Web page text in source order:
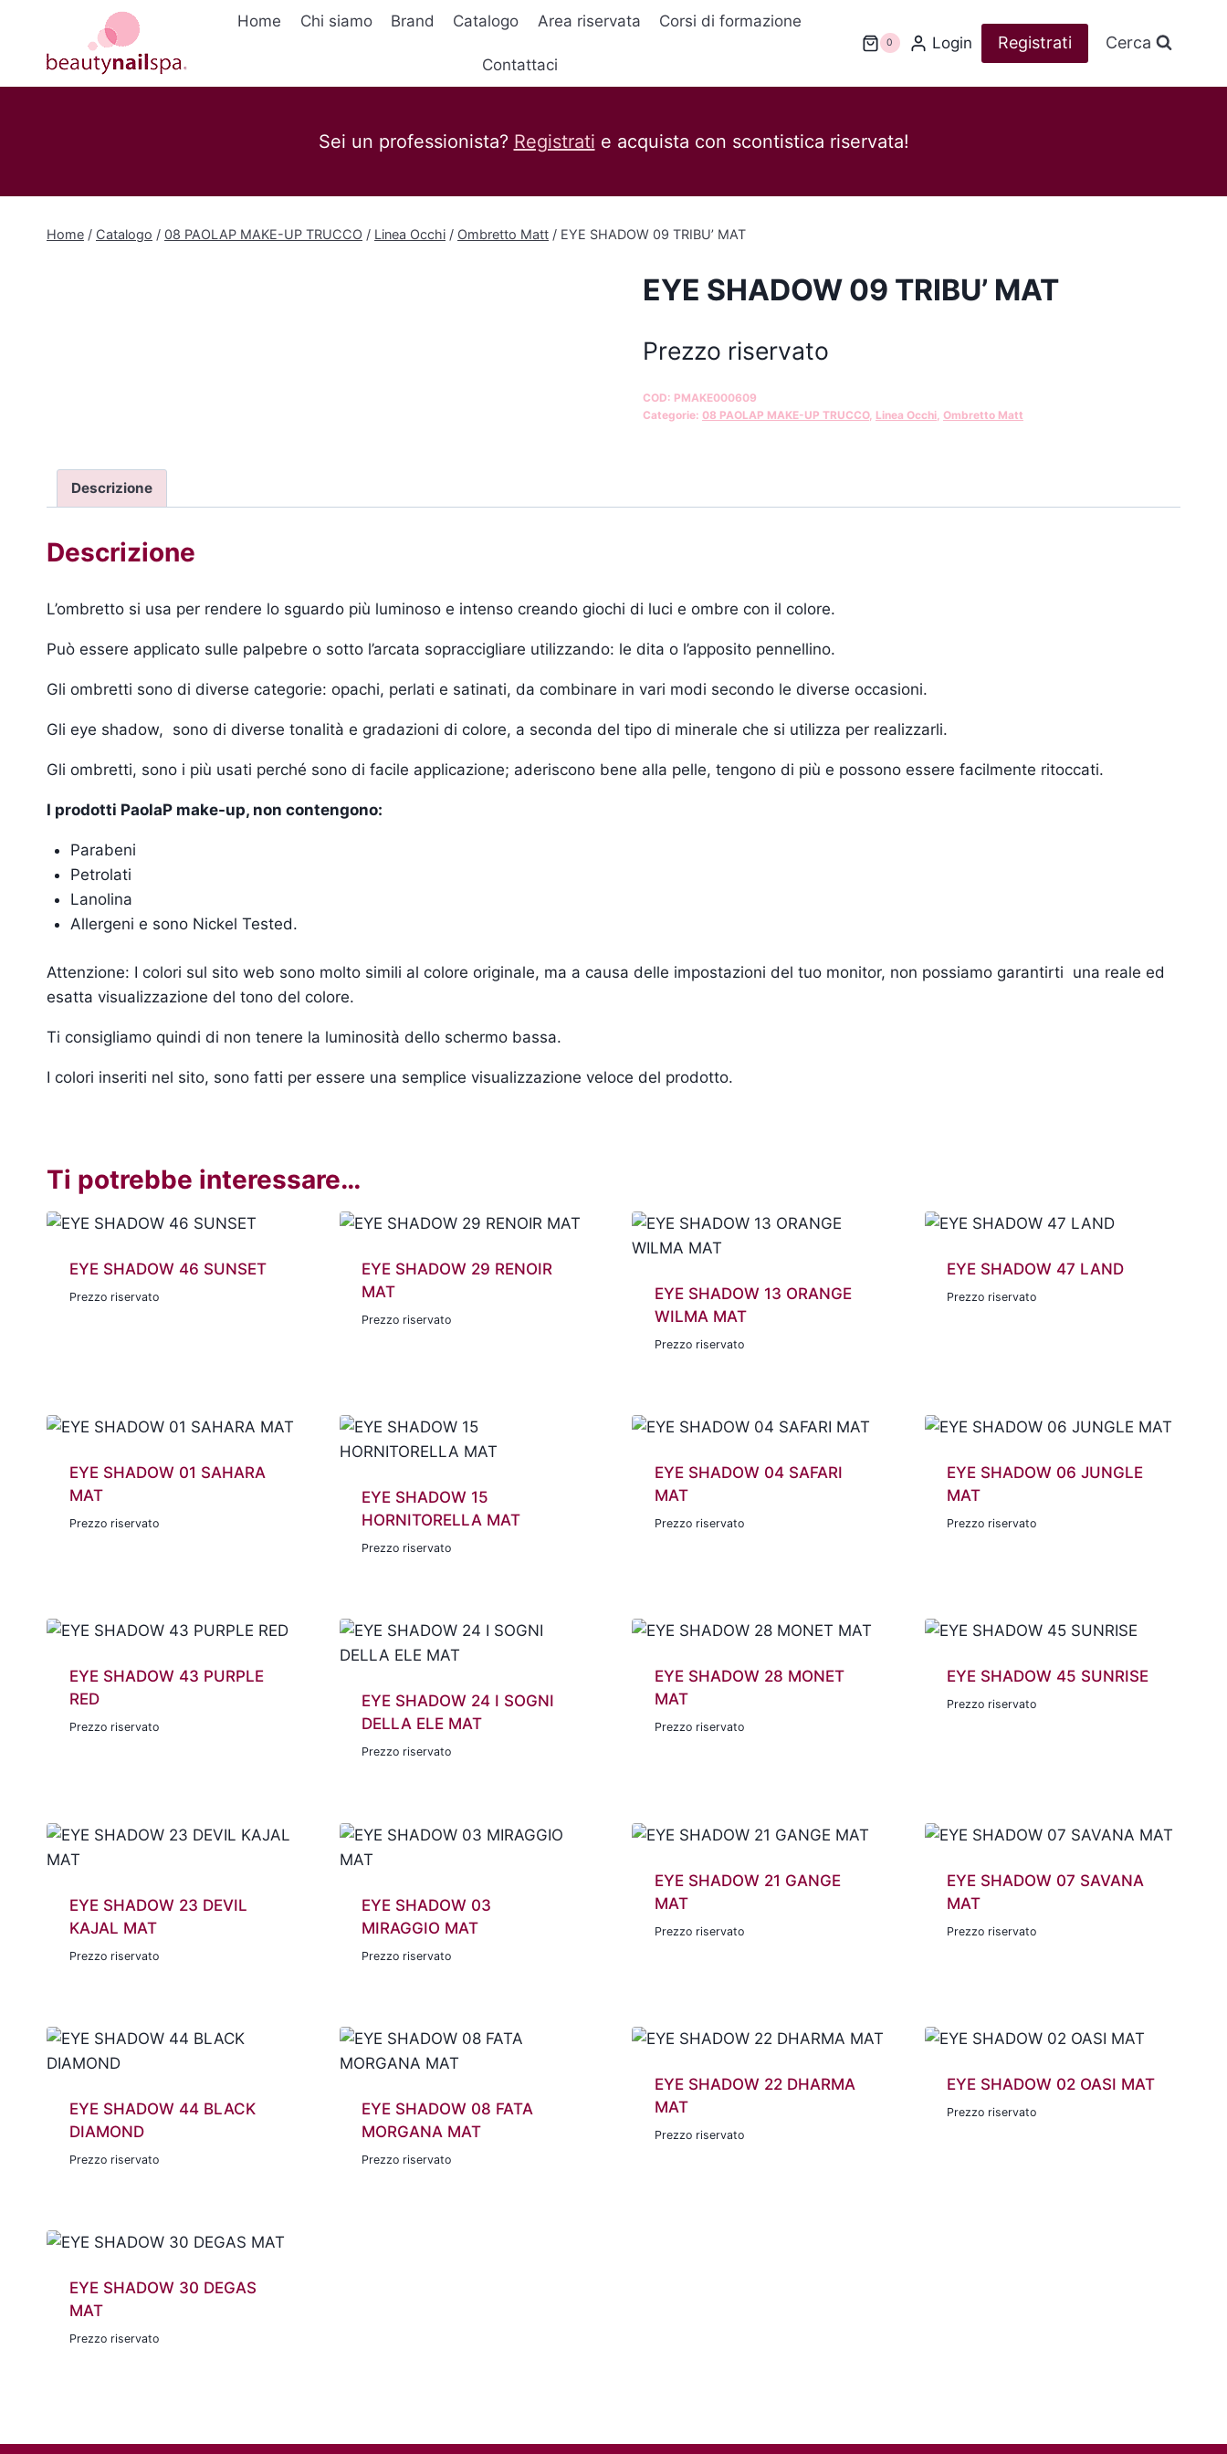
contenuto
Home Chi siamo Brand Catalogo Area riservata Corsi di formazione
Contattaci
0 Login Registrati Cerca
Sei un professionista? Registrati e acquista con scontistica riservata!
Home / Catalogo / 08 PAOLAP MAKE-UP TRUCCO / Linea Occhi / Ombretto Matt / EYE SHADOW 09 TRIBU’ MAT
EYE SHADOW 09 TRIBU’ MAT
Prezzo riservato
COD: PMAKE000609
Categorie: 08 PAOLAP MAKE-UP TRUCCO, Linea Occhi, Ombretto Matt
Descrizione
Descrizione
L’ombretto si usa per rendere lo sguardo più luminoso e intenso creando giochi di luci e ombre con il colore.
Può essere applicato sulle palpebre o sotto l’arcata sopraccigliare utilizzando: le dita o l’apposito pennellino.
Gli ombretti sono di diverse categorie: opachi, perlati e satinati, da combinare in vari modi secondo le diverse occasioni.
Gli eye shadow, sono di diverse tonalità e gradazioni di colore, a seconda del tipo di minerale che si utilizza per realizzarli.
Gli ombretti, sono i più usati perché sono di facile applicazione; aderiscono bene alla pelle, tengono di più e possono essere facilmente ritoccati.
I prodotti PaolaP make-up, non contengono:
Parabeni
Petrolati
Lanolina
Allergeni e sono Nickel Tested.
Attenzione: I colori sul sito web sono molto simili al colore originale, ma a causa delle impostazioni del tuo monitor, non possiamo garantirti una reale ed
esatta visualizzazione del tono del colore.
Ti consigliamo quindi di non tenere la luminosità dello schermo bassa.
I colori inseriti nel sito, sono fatti per essere una semplice visualizzazione veloce del prodotto.
Ti potrebbe interessare…
EYE SHADOW 46 SUNSET
Prezzo riservato
EYE SHADOW 29 RENOIR
MAT
Prezzo riservato
EYE SHADOW 13 ORANGE
WILMA MAT
Prezzo riservato
EYE SHADOW 47 LAND
Prezzo riservato
EYE SHADOW 01 SAHARA
MAT
Prezzo riservato
EYE SHADOW 15
HORNITORELLA MAT
Prezzo riservato
EYE SHADOW 04 SAFARI
MAT
Prezzo riservato
EYE SHADOW 06 JUNGLE
MAT
Prezzo riservato
EYE SHADOW 43 PURPLE
RED
Prezzo riservato
EYE SHADOW 24 I SOGNI
DELLA ELE MAT
Prezzo riservato
EYE SHADOW 28 MONET
MAT
Prezzo riservato
EYE SHADOW 45 SUNRISE
Prezzo riservato
EYE SHADOW 23 DEVIL
KAJAL MAT
Prezzo riservato
EYE SHADOW 03
MIRAGGIO MAT
Prezzo riservato
EYE SHADOW 21 GANGE
MAT
Prezzo riservato
EYE SHADOW 07 SAVANA
MAT
Prezzo riservato
EYE SHADOW 44 BLACK
DIAMOND
Prezzo riservato
EYE SHADOW 08 FATA
MORGANA MAT
Prezzo riservato
EYE SHADOW 22 DHARMA
MAT
Prezzo riservato
EYE SHADOW 02 OASI MAT
Prezzo riservato
EYE SHADOW 30 DEGAS
MAT
Prezzo riservato